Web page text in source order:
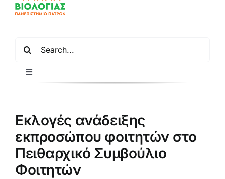
Επικοινωνία
Toggle
Navigation
Προκήρυξη – αίτηση
Κανονισμός σπουδών
Εκλογές ανάδειξης
εκπροσώπου φοιτητών στο
Πειθαρχικό Συμβούλιο
Φοιτητών